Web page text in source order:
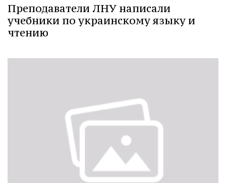
Преподаватели ЛНУ написали
учебники по украинскому языку и
чтению